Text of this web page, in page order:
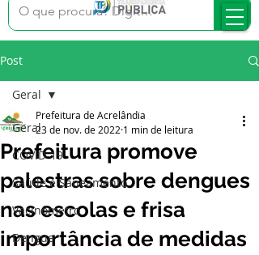
Post
Geral
COVID-19
Saúde e Saneamento
Vacinômetro
Dengue
Geral
Prefeitura promove
palestras sobre dengues
nas escolas e frisa
importância de medidas
Prefeitura de Acrelândia
23 de nov. de 2022 1 min de leitura